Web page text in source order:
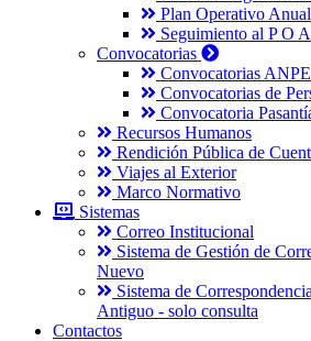
Plan Operativo Anual
Seguimiento al P O A
Convocatorias
Convocatorias ANPE
Convocatorias de
Convocatoria
Recursos Humanos
Rendición Pública de
Viajes al Exterior
Marco Normativo
Sistemas
Correo Institucional
Sistema de Gestión de
Nuevo
Sistema de Correspondencia
Antiguo - solo consulta
Contactos